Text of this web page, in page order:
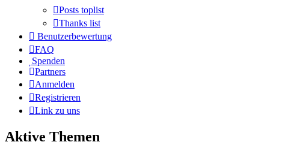
Posts toplist
Thanks list
Benutzerbewertung
FAQ
Spenden
Partners
Anmelden
Registrieren
Link zu uns
Aktive Themen